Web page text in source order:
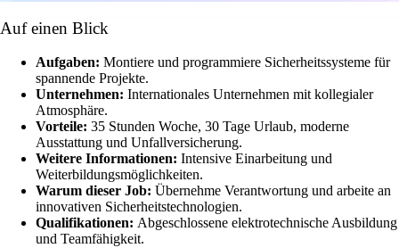
Auf einen Blick
Aufgaben: Montiere und programmiere Sicherheitssysteme für
spannende Projekte.
Unternehmen: Internationales Unternehmen mit kollegialer
Atmosphäre.
Vorteile: 35 Stunden Woche, 30 Tage Urlaub, moderne
Ausstattung und Unfallversicherung.
Weitere Informationen: Intensive Einarbeitung und
Weiterbildungsmöglichkeiten.
Warum dieser Job: Übernehme Verantwortung und arbeite an
innovativen Sicherheitstechnologien.
Qualifikationen: Abgeschlossene elektrotechnische Ausbildung
und Teamfähigkeit.